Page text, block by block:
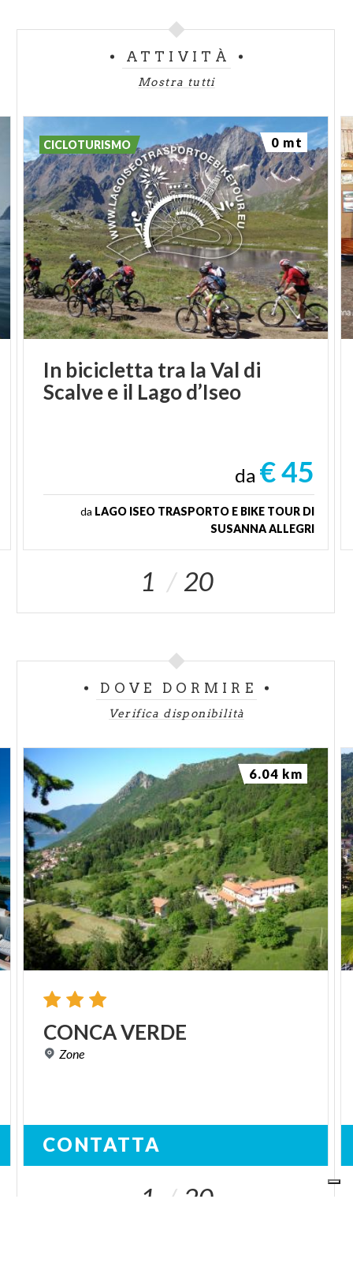
ATTIVITÀ
Mostra tutti
In bicicletta tra laVal di
Scalvee il Lagod’Iseo
da € 45
da LAGO ISEO TRASPORTO E BIKE TOUR DI
SUSANNA ALLEGRI
CICLOTURISMO 0 mt
1 20
DOVE DORMIRE
Verifica disponibilità
CONCAVERDE
Zone
CONTATTA
6.04 km
1 20